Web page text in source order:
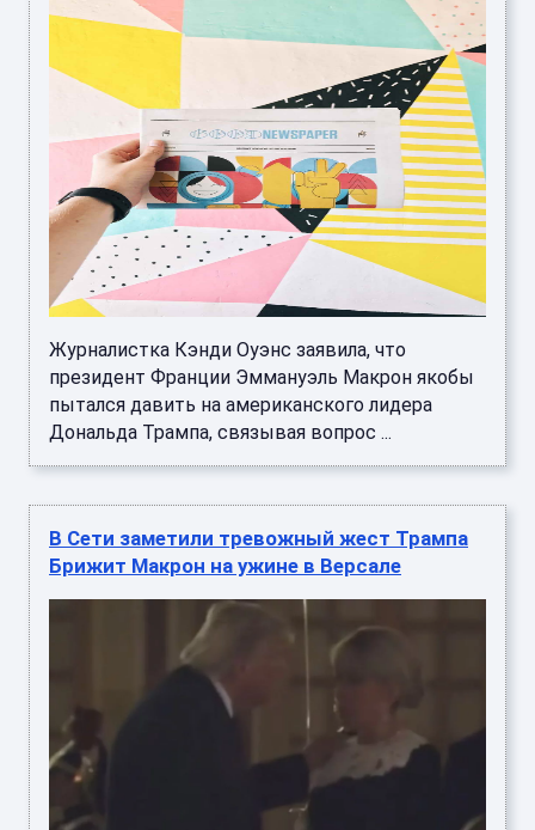
Журналистка Кэнди Оуэнс заявила, что
президент Франции Эммануэль Макрон якобы
пытался давить на американского лидера
Дональда Трампа, связывая вопрос ...
В Сети заметили тревожный жест Трампа
Брижит Макрон на ужине в Версале